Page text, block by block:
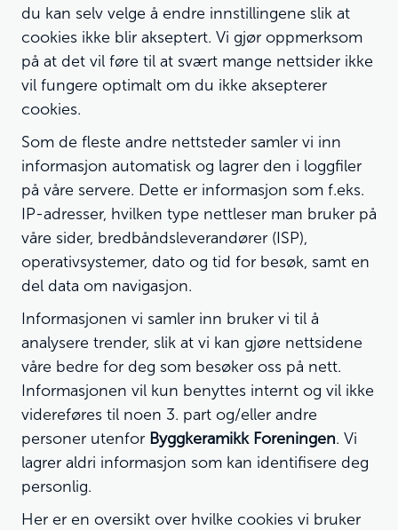
du kan selv velge å endre innstillingene slik at
cookies ikke blir akseptert. Vi gjør oppmerksom
på at det vil føre til at svært mange nettsider ikke
vil fungere optimalt om du ikke aksepterer
cookies.
Som de fleste andre nettsteder samler vi inn
informasjon automatisk og lagrer den i loggfiler
på våre servere. Dette er informasjon som f.eks.
IP-adresser, hvilken type nettleser man bruker på
våre sider, bredbåndsleverandører (ISP),
operativsystemer, dato og tid for besøk, samt en
del data om navigasjon.
Informasjonen vi samler inn bruker vi til å
analysere trender, slik at vi kan gjøre nettsidene
våre bedre for deg som besøker oss på nett.
Informasjonen vil kun benyttes internt og vil ikke
videreføres til noen 3. part og/eller andre
personer utenfor Byggkeramikk Foreningen. Vi
lagrer aldri informasjon som kan identifisere deg
personlig.
Her er en oversikt over hvilke cookies vi bruker